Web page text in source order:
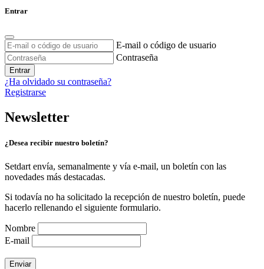
Entrar
E-mail o código de usuario
Contraseña
Entrar
¿Ha olvidado su contraseña?
Registrarse
Newsletter
¿Desea recibir nuestro boletín?
Setdart envía, semanalmente y vía e-mail, un boletín con las
novedades más destacadas.
Si todavía no ha solicitado la recepción de nuestro boletín, puede
hacerlo rellenando el siguiente formulario.
Nombre
E-mail